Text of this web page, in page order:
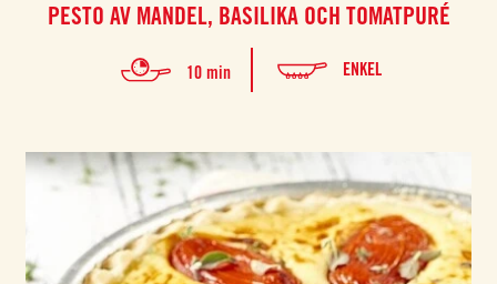
PESTO AV MANDEL, BASILIKA OCH TOMATPURÉ
10 min ENKEL